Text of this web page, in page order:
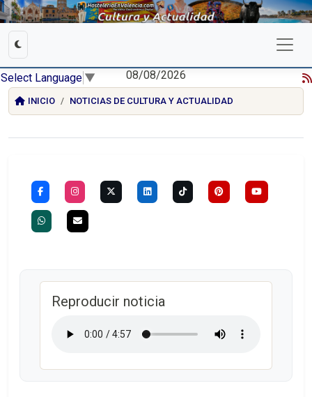
Select Language ▼ 08/08/2026
INICIO NOTICIAS DE CULTURA Y ACTUALIDAD
Reproducir noticia